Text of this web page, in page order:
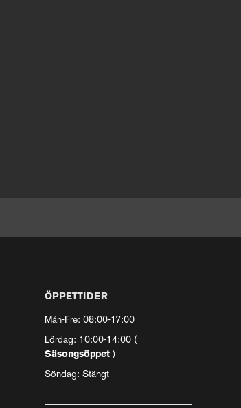
ÖPPETTIDER
Mån-Fre: 08:00-17:00
Lördag: 10:00-14:00 (
Säsongsöppet )
Söndag: Stängt